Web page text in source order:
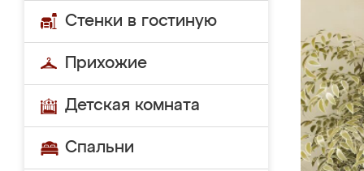
Стенки в гостиную
Прихожие
Детская комната
Спальни